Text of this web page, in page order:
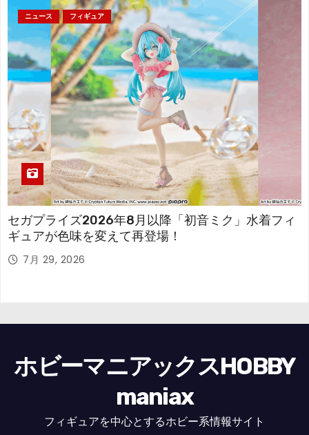
ニュース フィギュア
セガプライズ2026年8月以降「初音ミク」水着フィ
ギュアが色味を変えて再登場！
7月 29, 2026
ホビーマニアックスHOBBY
maniax
フィギュアを中心とするホビー系情報サイト